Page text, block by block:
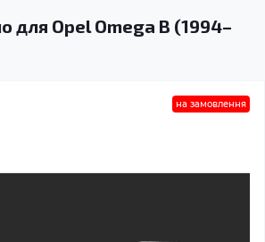
для Opel Omega B (1994–
на замовлення